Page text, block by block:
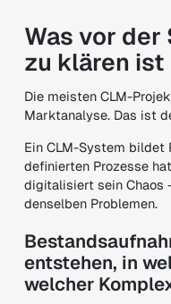
Was vor
zu klären ist
Die meisten CLM-
Marktanalyse. Das ist
Ein CLM-System bildet
definierten Prozesse
digitalisiert sein Chaos
denselben Problemen.
entstehen, in
welcher